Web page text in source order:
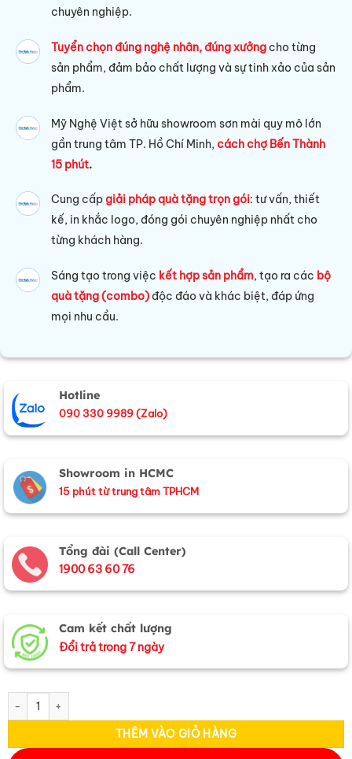
chuyên nghiệp.
Tuyển chọn đúng nghệ nhân, đúng xưởng cho từng
sản phẩm, đảm bảo chất lượng và sự tinh xảo của sản
phẩm.
Mỹ Nghệ Việt sở hữu showroom sơn mài quy mô lớn
gần trung tâm TP. Hồ Chí Minh,cách chợ Bến Thành
15 phút.
Cung cấpgiải pháp quà tặng trọn gói: tư vấn, thiết
kế, in khắc logo, đóng gói chuyên nghiệp nhất cho
từng khách hàng.
Sáng tạo trong việc kết hợp sản phẩm, tạo ra các bộ
quà tặng (combo) độc đáo và khác biệt, đáp ứng
mọi nhu cầu.
Hotline
090 330 9989 (Zalo)
Showroom in HCMC
15 phút từ trung tâm TPHCM
Tổng đài (Call Center)
1900 63 60 76
Cam kết chất lượng
Đổi trả trong 7 ngày
Quà Tặng Hộp Sơn Mài Lá Trúc & Khăn Lụa Hà Đông CBMNV-
THÊM VÀO GIỎ HÀNG